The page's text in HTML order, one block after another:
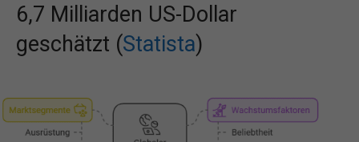
6,7 Milliarden US-Dollar
geschätzt (Statista)